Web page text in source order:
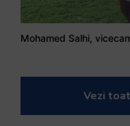
Vezi